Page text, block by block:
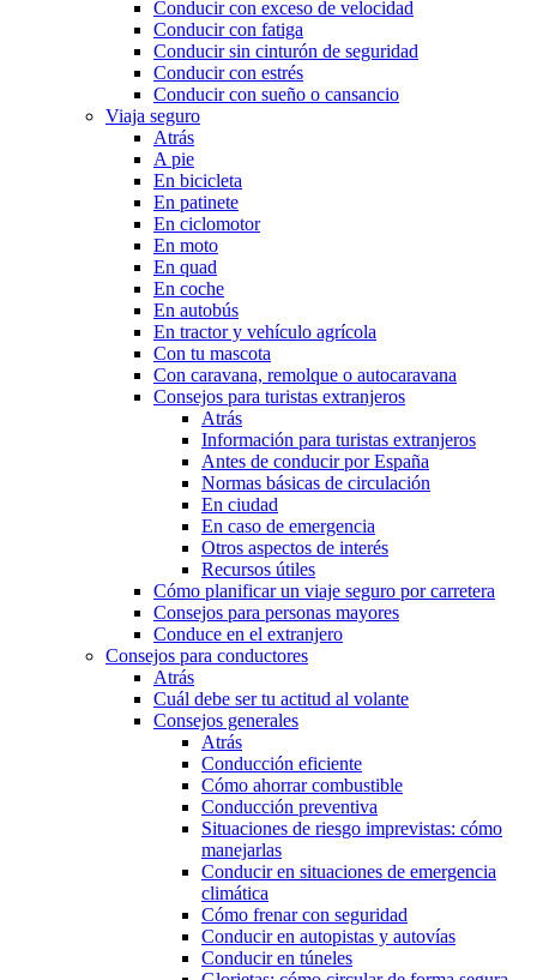
Conducir con exceso de velocidad
Conducir con fatiga
Conducir sin cinturón de seguridad
Conducir con estrés
Conducir con sueño o cansancio
Viaja seguro
Atrás
A pie
En bicicleta
En patinete
En ciclomotor
En moto
En quad
En coche
En autobús
En tractor y vehículo agrícola
Con tu mascota
Con caravana, remolque o autocaravana
Consejos para turistas extranjeros
Atrás
Información para turistas extranjeros
Antes de conducir por España
Normas básicas de circulación
En ciudad
En caso de emergencia
Otros aspectos de interés
Recursos útiles
Cómo planificar un viaje seguro por carretera
Consejos para personas mayores
Conduce en el extranjero
Consejos para conductores
Atrás
Cuál debe ser tu actitud al volante
Consejos generales
Atrás
Conducción eficiente
Cómo ahorrar combustible
Conducción preventiva
Situaciones de riesgo imprevistas: cómo
manejarlas
Conducir en situaciones de emergencia
climática
Cómo frenar con seguridad
Conducir en autopistas y autovías
Conducir en túneles